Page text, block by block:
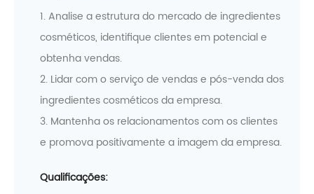
1. Analise a estrutura do mercado de ingredientes
cosméticos, identifique clientes em potencial e
obtenha vendas.
2. Lidar com o serviço de vendas e pós-venda dos
ingredientes cosméticos da empresa.
3. Mantenha os relacionamentos com os clientes
e promova positivamente a imagem da empresa.
Qualificações: